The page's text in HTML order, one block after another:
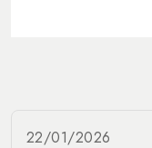
22/01/2026